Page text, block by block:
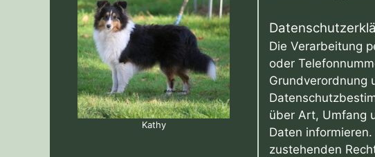
Die Verarbeitung
oder
Grundverordnung
über Art, Umfang
Daten
zustehenden
Kathy